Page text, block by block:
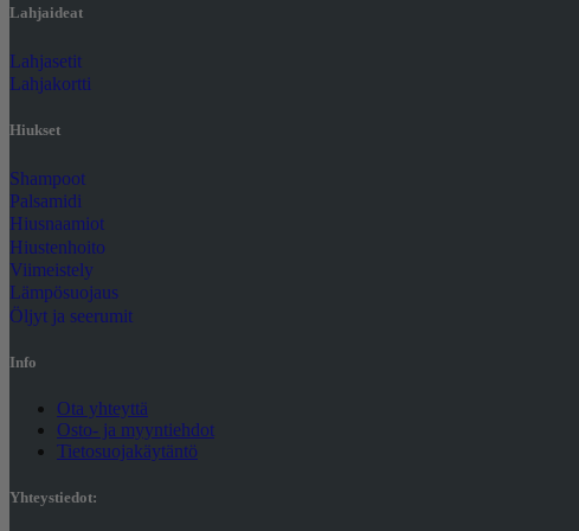
Lahjaideat
Lahjasetit
Lahjakortti
Hiukset
Shampoot
Palsamidi
Hiusnaamiot
Hiustenhoito
Viimeistely
Lämpösuojaus
Öljyt ja seerumit
Info
Ota yhteyttä
Osto- ja myyntiehdot
Tietosuojakäytäntö
Yhteystiedot: